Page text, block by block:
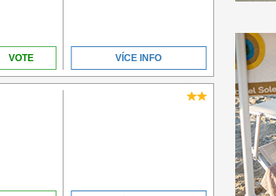
VOTE VÍCE INFO
EASY SUMMER OFFER:
BEACH INCLUDED IN
THE BOOKING!